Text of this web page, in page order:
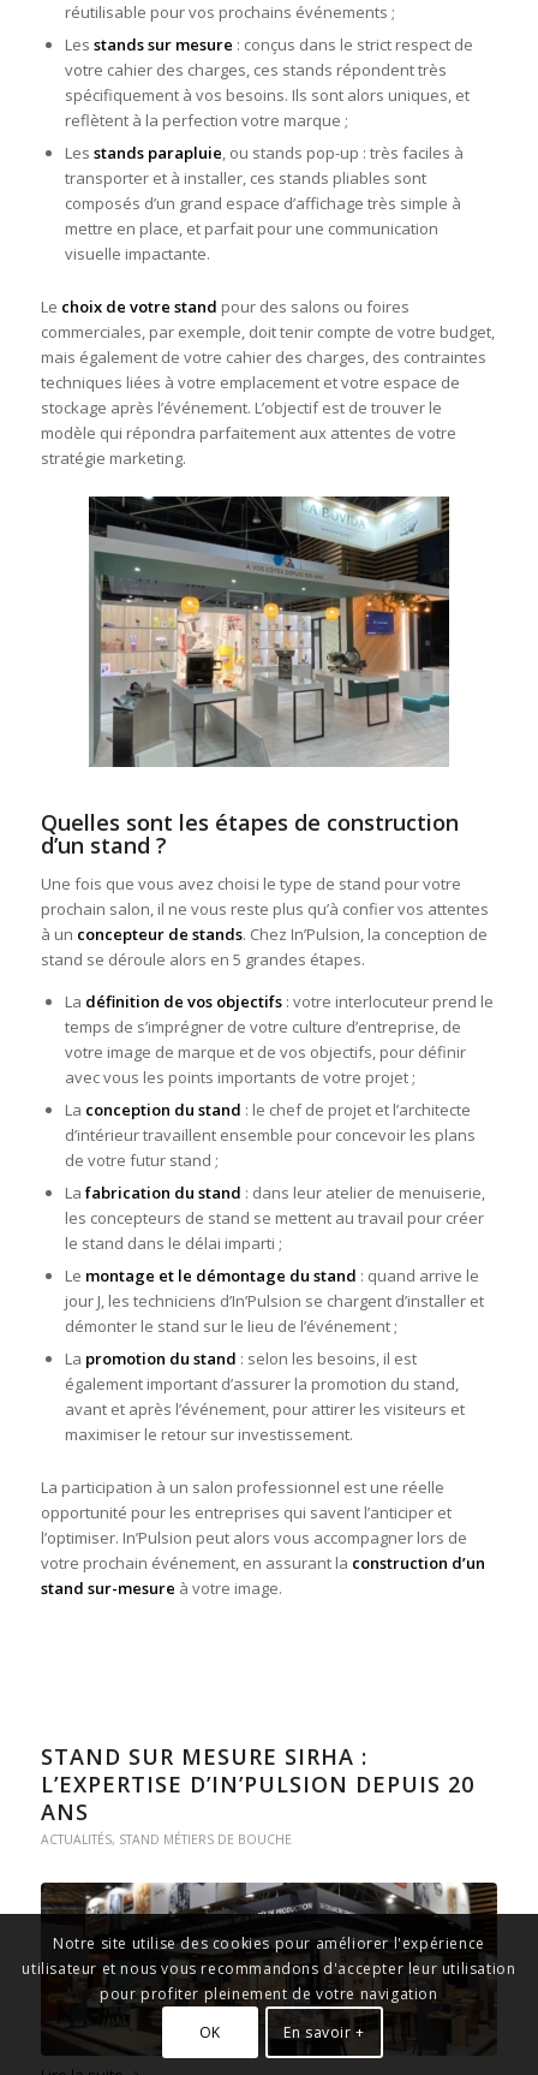
réutilisable pour vos prochains événements ;
Les stands sur mesure : conçus dans le strict respect de
votre cahier des charges, ces stands répondent très
spécifiquement à vos besoins. Ils sont alors uniques, et
reflètent à la perfection votre marque ;
Les stands parapluie, ou stands pop-up : très faciles à
transporter et à installer, ces stands pliables sont
composés d’un grand espace d’affichage très simple à
mettre en place, et parfait pour une communication
visuelle impactante.
Le choix de votre stand pour des salons ou foires
commerciales, par exemple, doit tenir compte de votre budget,
mais également de votre cahier des charges, des contraintes
techniques liées à votre emplacement et votre espace de
stockage après l’événement. L’objectif est de trouver le
modèle qui répondra parfaitement aux attentes de votre
stratégie marketing.
Quelles sont les étapes de construction
d’un stand ?
Une fois que vous avez choisi le type de stand pour votre
prochain salon, il ne vous reste plus qu’à confier vos attentes
à un concepteur de stands. Chez In’Pulsion, la conception de
stand se déroule alors en 5 grandes étapes.
La définition de vos objectifs: votre interlocuteur prend le
temps de s’imprégner de votre culture d’entreprise, de
votre image de marque et de vos objectifs, pour définir
avec vous les points importants de votre projet ;
La conception du stand : le chef de projet et l’architecte
d’intérieur travaillent ensemble pour concevoir les plans
de votre futur stand ;
La fabrication du stand : dans leur atelier de menuiserie,
les concepteurs de stand se mettent au travail pour créer
le stand dans le délai imparti ;
Le montage et le démontage du stand : quand arrive le
jour J, les techniciens d’In’Pulsion se chargent d’installer et
démonter le stand sur le lieu de l’événement ;
La promotion du stand : selon les besoins, il est
également important d’assurer la promotion du stand,
avant et après l’événement, pour attirer les visiteurs et
maximiser le retour sur investissement.
La participation à un salon professionnel est une réelle
opportunité pour les entreprises qui savent l’anticiper et
l’optimiser. In’Pulsion peut alors vous accompagner lors de
votre prochain événement, en assurant la construction d’un
stand sur-mesure à votre image.
STAND SUR MESURE SIRHA :
L’EXPERTISE D’IN’PULSION DEPUIS 20
ANS
ACTUALITÉS, STAND MÉTIERS DE BOUCHE
Notre site utilise des cookies pour améliorer l'expérience
utilisateur et nous vous recommandons d'accepter leur utilisation
pour profiter pleinement de votre navigation
OK
En savoir +